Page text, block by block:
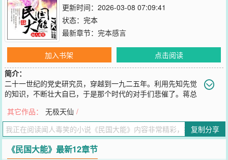
更新时间：2026-03-08 07:09:41
状态：完本
最新章节： 完本感言
加入书架
点击阅读
简介：
二十一世纪的党史研究员，穿越到一九二五年。利用先知先觉
的知识，不断壮大自已，于是那个时代的对手们悲催了。蒋总
有希望。”邦德说：“真想在李铁的手下工作呀，听说他给的薪水是全
世界最高的。”胡佛说：“什么，你说我是特工之王，开玩笑，把这段
采访恰掉，这要是让李铁知道了。你是不是想让我出意
您要是觉得《民国大能 》还不错的话请不要忘记向您QQ群和微博微信
里的朋友推荐哦！
其它作品： 无极天仙 /
复制分享
《民国大能》最新12章节